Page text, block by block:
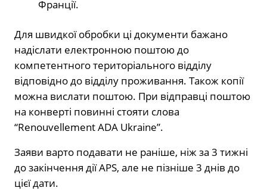
Франції.
Для швидкої обробки ці документи бажано
надіслати електронною поштою до
компетентного територіального відділу
відповідно до відділу проживання. Також копії
можна вислати поштою. При відправці поштою
на конверті повинні стояти слова
“Renouvellement ADA Ukraine”.
Заяви варто подавати не раніше, ніж за 3 тижні
до закінчення дії APS, але не пізніше 3 днів до
цієї дати.